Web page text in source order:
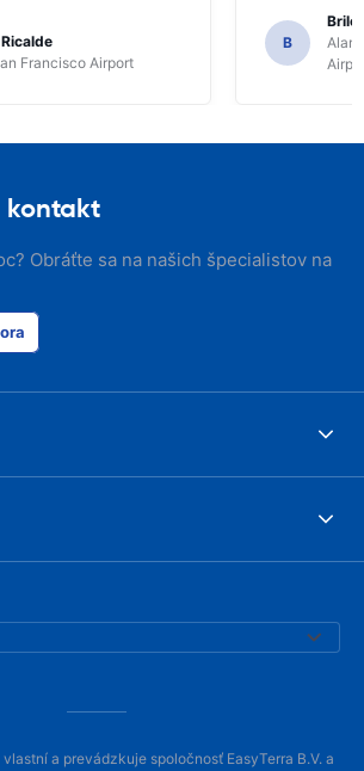
Francisco Airport
B
kontakt
Obráťte sa na našich špecialistov na
a prevádzkuje spoločnosť EasyTerra B.V. a